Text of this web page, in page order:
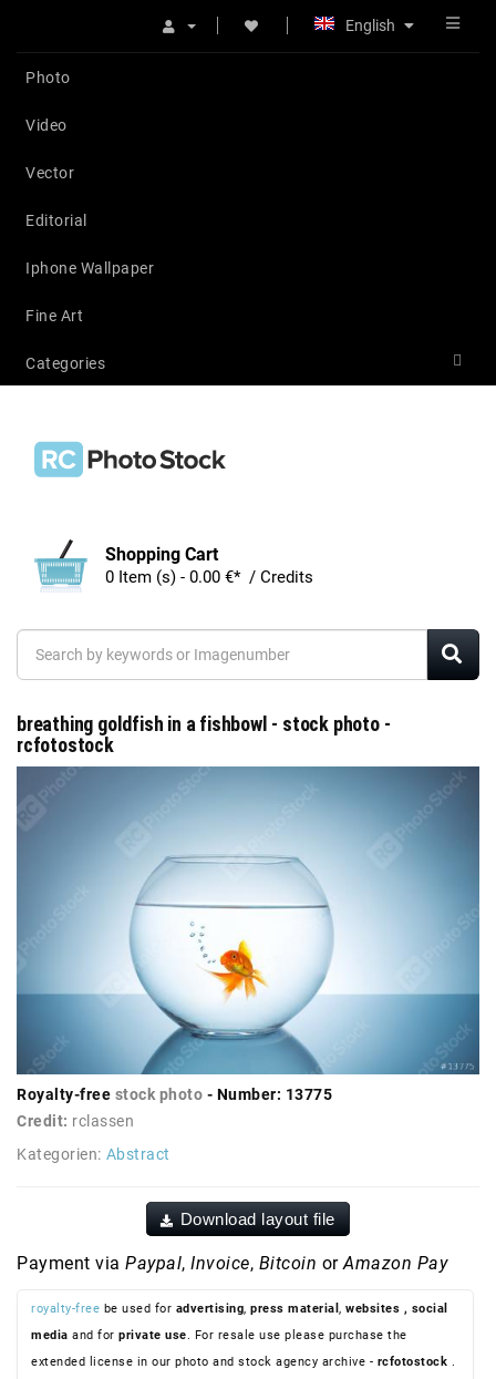
English
Photo
Video
Vector
Editorial
Iphone Wallpaper
Fine Art
Categories
Shopping Cart
0 Item (s) - 0.00 €* / Credits
breathing goldfish in a fishbowl - stock photo -
rcfotostock
Royalty-free stock photo - Number: 13775
Credit: rclassen
Kategorien: Abstract
Download layout file
Payment via Paypal, Invoice, Bitcoin or Amazon Pay
royalty-free be used for advertising, press material , websites , social
media and for private use. For resale use please purchase the
extended license in our photo and stock agency archive - rcfotostock .